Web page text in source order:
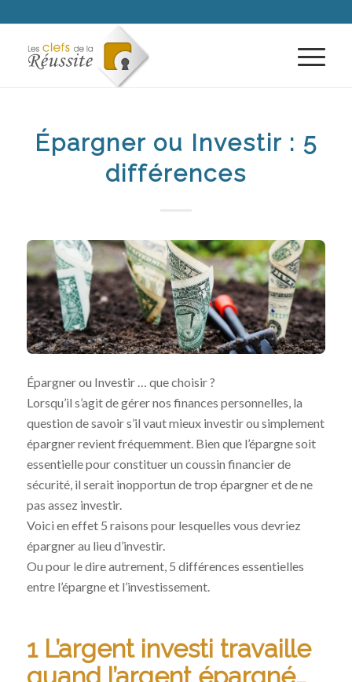
Épargner ou Investir : 5
différences
Épargner ou Investir … que choisir ?
Lorsqu’il s’agit de gérer nos finances personnelles, la
question de savoir s’il vaut mieux investir ou simplement
épargner revient fréquemment. Bien que l’épargne soit
essentielle pour constituer un coussin financier de
sécurité, il serait inopportun de trop épargner et de ne
pas assez investir.
Voici en effet 5 raisons pour lesquelles vous devriez
épargner au lieu d’investir.
Ou pour le dire autrement, 5 différences essentielles
entre l’épargne et l’investissement.
1 L’argent investi travaille